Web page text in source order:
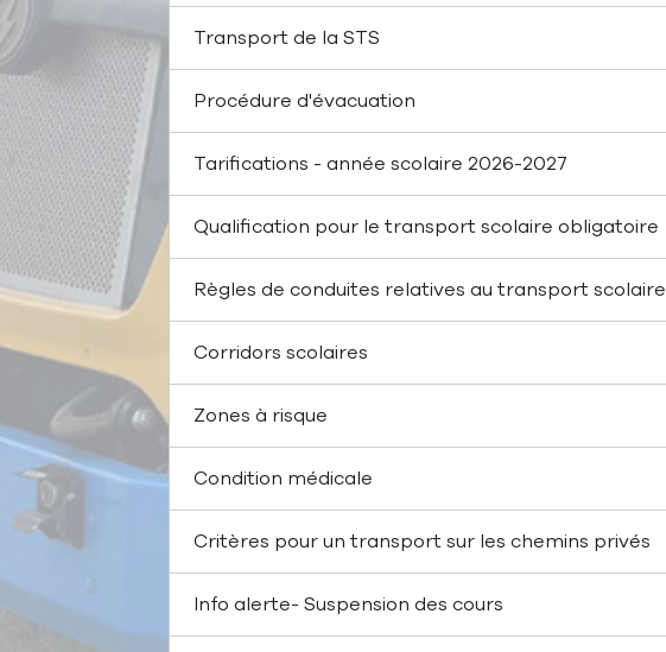
Transport de la STS
Procédure d'évacuation
Tarifications - année scolaire 2026-2027
Qualification pour le transport scolaire obligatoire
Règles de conduites relatives au transport scolaire
Corridors scolaires
Zones à risque
Condition médicale
Critères pour un transport sur les chemins privés
Info alerte- Suspension des cours